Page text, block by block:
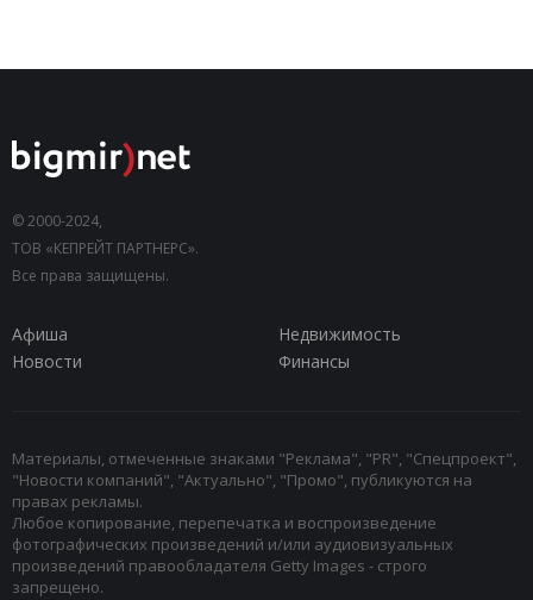
© 2000-2024,
ТОВ «КЕПРЕЙТ ПАРТНЕРС».
Все права защищены.
Афиша
Недвижимость
Новости
Финансы
Материалы, отмеченные знаками "Реклама", "PR", "Спецпроект",
"Новости компаний", "Актуально", "Промо", публикуются на
правах рекламы.
Любое копирование, перепечатка и воспроизведение
фотографических произведений и/или аудиовизуальных
произведений правообладателя Getty Images - строго
запрещено.